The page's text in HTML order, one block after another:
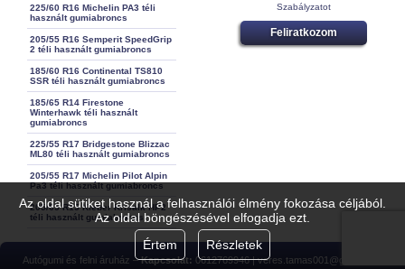
Az oldal sütiket használ a felhasználói élmény fokozása céljából.
Az oldal böngészésével elfogadja ezt.
Értem
Részletek
225/60 R16 Michelin PA3 téli
használt gumiabroncs
205/55 R16 Semperit SpeedGrip
2 téli használt gumiabroncs
185/60 R16 Continental TS810
SSR téli használt gumiabroncs
185/65 R14 Firestone
Winterhawk téli használt
gumiabroncs
225/55 R17 Bridgestone Blizzac
ML80 téli használt gumiabroncs
205/55 R17 Michelin Pilot Alpin
Pa3 téli használt gumiabroncs
205/65 R15 Kleber Krisalk HP2
téli használt gumiabroncs
Szabályzatot
Feliratkozom
Autógumi és felni áruház –Kapcsolat: 0612769946 | veres.tamas001@gmail.com